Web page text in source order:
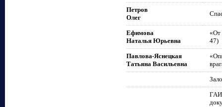
Петров
Олег
Ефимова
Наталья Юрьевна
«От
47)
Павлова-Яснецкая
Татьяна Васильевна
ГАИ